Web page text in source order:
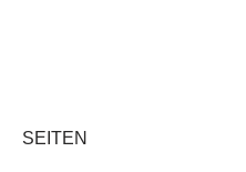
SEITEN